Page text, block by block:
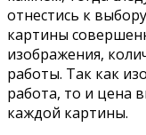
отнестись к
картины
изображения,
работы. Так как
работа, то и цена
каждой картины.